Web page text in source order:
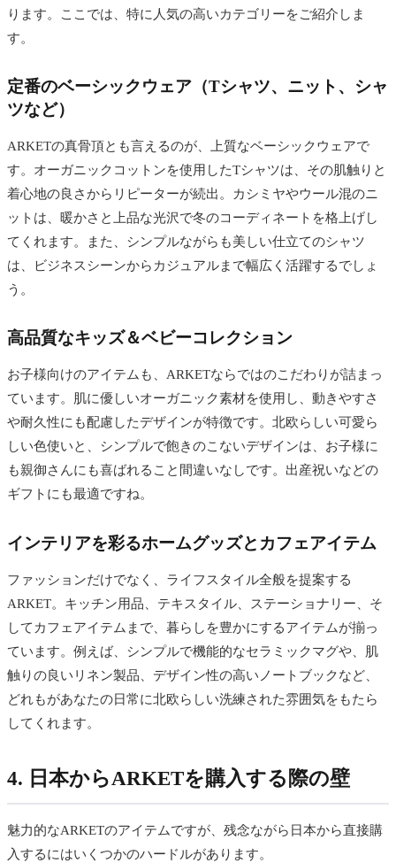
ります。ここでは、特に人気の高いカテゴリーをご紹介しま
す。
定番のベーシックウェア（Tシャツ、ニット、シャ
ツなど）
ARKETの真骨頂とも言えるのが、上質なベーシックウェアで
す。オーガニックコットンを使用したTシャツは、その肌触りと
着心地の良さからリピーターが続出。カシミヤやウール混のニ
ットは、暖かさと上品な光沢で冬のコーディネートを格上げし
てくれます。また、シンプルながらも美しい仕立てのシャツ
は、ビジネスシーンからカジュアルまで幅広く活躍するでしょ
う。
高品質なキッズ＆ベビーコレクション
お子様向けのアイテムも、ARKETならではのこだわりが詰まっ
ています。肌に優しいオーガニック素材を使用し、動きやすさ
や耐久性にも配慮したデザインが特徴です。北欧らしい可愛ら
しい色使いと、シンプルで飽きのこないデザインは、お子様に
も親御さんにも喜ばれること間違いなしです。出産祝いなどの
ギフトにも最適ですね。
インテリアを彩るホームグッズとカフェアイテム
ファッションだけでなく、ライフスタイル全般を提案する
ARKET。キッチン用品、テキスタイル、ステーショナリー、そ
してカフェアイテムまで、暮らしを豊かにするアイテムが揃っ
ています。例えば、シンプルで機能的なセラミックマグや、肌
触りの良いリネン製品、デザイン性の高いノートブックなど、
どれもがあなたの日常に北欧らしい洗練された雰囲気をもたら
してくれます。
4. 日本からARKETを購入する際の壁
魅力的なARKETのアイテムですが、残念ながら日本から直接購
入するにはいくつかのハードルがあります。